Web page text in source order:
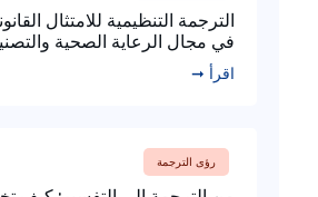
الترجمة التنظيمية للامتثال
في مجال الرعاية الصحية
اقرأ ➞
رؤى الترجمة